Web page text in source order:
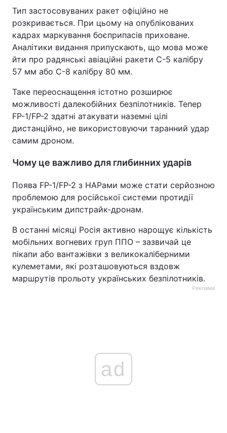
Тип застосовуваних ракет офіційно не
розкривається. При цьому на опублікованих
кадрах маркування боєприпасів приховане.
Аналітики видання припускають, що мова може
йти про радянські авіаційні ракети С-5 калібру
57 мм або С-8 калібру 80 мм.
Таке переоснащення істотно розширює
можливості далекобійних безпілотників. Тепер
FP-1/FP-2 здатні атакувати наземні цілі
дистанційно, не використовуючи таранний удар
самим дроном.
Чому це важливо для глибинних ударів
Поява FP-1/FP-2 з НАРами може стати серйозною
проблемою для російської системи протидії
українським дипстрайк-дронам.
В останні місяці Росія активно нарощує кількість
мобільних вогневих груп ППО – зазвичай це
пікапи або вантажівки з великокаліберними
кулеметами, які розташовуються вздовж
маршрутів прольоту українських безпілотників.
Реклама
ad